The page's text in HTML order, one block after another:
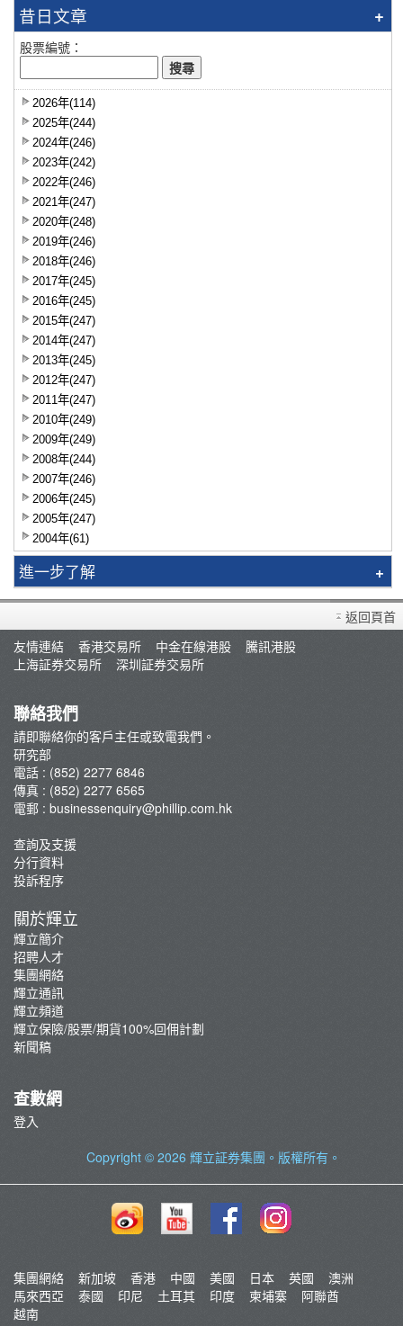
昔日文章
股票編號：
2026年(114)
2025年(244)
2024年(246)
2023年(242)
2022年(246)
2021年(247)
2020年(248)
2019年(246)
2018年(246)
2017年(245)
2016年(245)
2015年(247)
2014年(247)
2013年(245)
2012年(247)
2011年(247)
2010年(249)
2009年(249)
2008年(244)
2007年(246)
2006年(245)
2005年(247)
2004年(61)
進一步了解
智識揀股
市況評論
交易員評論
返回頁首
友情連結
香港交易所 中金在線港股
騰訊港股
上海証券交易所
深圳証券交易所
聯絡我們
請即聯絡你的客戶主任或致電我們。
研究部
電話 : (852) 2277 6846
傳真 : (852) 2277 6565
電郵 : businessenquiry@phillip.com.hk
查詢及支援
分行資料
投訴程序
關於輝立
輝立簡介
招聘人才
集團網絡
輝立通訊
輝立頻道
輝立保險/股票/期貨100%回佣計劃
新聞稿
查數網
登入
Copyright © 2026 輝立証券集團 。版權所有。
集團網絡 新加坡 香港 中國 美國 日本 英國
澳洲
馬來西亞
泰國 印尼 土耳其 印度 柬埔寨
阿聯酋
越南